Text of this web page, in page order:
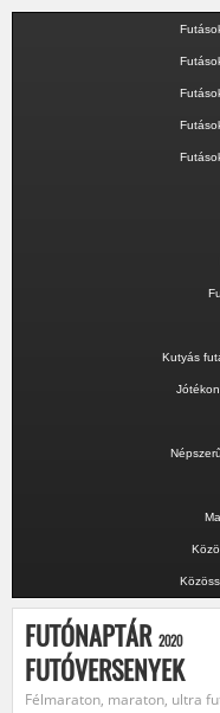
Kutyás
FUTÓNAPTÁR 2020
FUTÓVERSENYEK
Félmaraton, maraton, ultra